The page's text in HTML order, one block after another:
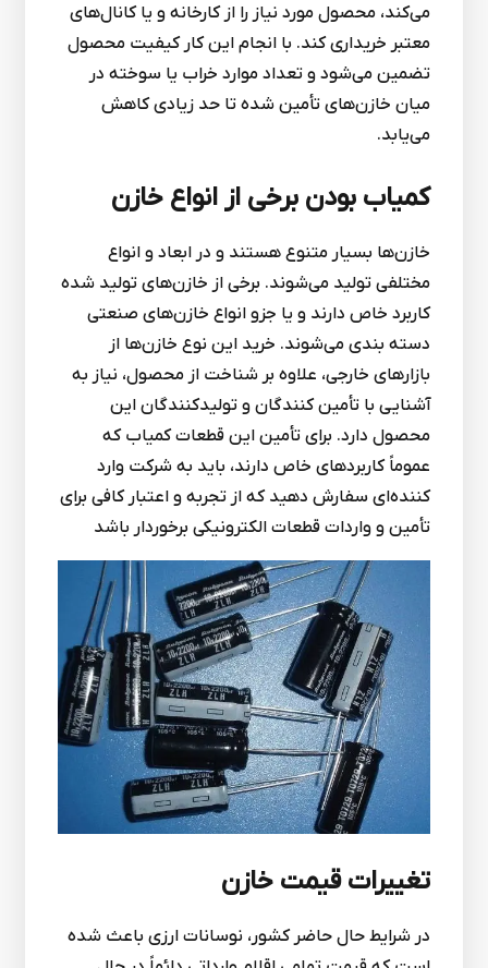
می‌کند، محصول مورد نیاز را از کارخانه و یا کانال‌های
معتبر خریداری کند. با انجام این کار کیفیت محصول
تضمین می‌شود و تعداد موارد خراب یا سوخته در
میان خازن‌های تأمین شده تا حد زیادی کاهش
می‌یابد.
کمیاب بودن برخی از انواع خازن
خازن‌ها بسیار متنوع هستند و در ابعاد و انواع
مختلفی تولید می‌شوند. برخی از خازن‌های تولید شده
کاربرد خاص دارند و یا جزو انواع خازن‌های صنعتی
دسته بندی می‌شوند. خرید این نوع خازن‌ها از
بازارهای خارجی، علاوه بر شناخت از محصول، نیاز به
آشنایی با تأمین کنندگان و تولیدکنندگان این
محصول دارد. برای تأمین این قطعات کمیاب که
عموماً کاربردهای خاص دارند، باید به شرکت وارد
کننده‌ای سفارش دهید که از تجربه و اعتبار کافی برای
تأمین و واردات قطعات الکترونیکی برخوردار باشد
تغییرات قیمت خازن
در شرایط حال حاضر کشور، نوسانات ارزی باعث شده